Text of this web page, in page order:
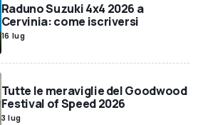
Raduno Suzuki 4x4 2026 a
Cervinia: come iscriversi
16 lug
Tutte le meraviglie del Goodwood
Festival of Speed 2026
3 lug